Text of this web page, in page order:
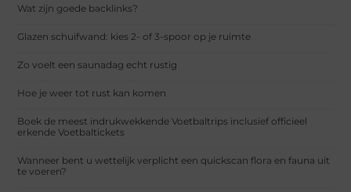
Wat zijn goede backlinks?
Glazen schuifwand: kies 2- of 3-spoor op je ruimte
Zo voelt een saunadag echt rustig
Hoe je weer tot rust kan komen
Boek de meest indrukwekkende Voetbaltrips inclusief officieel
erkende Voetbaltickets
Wanneer bent u wettelijk verplicht een quickscan flora en fauna uit
te voeren?